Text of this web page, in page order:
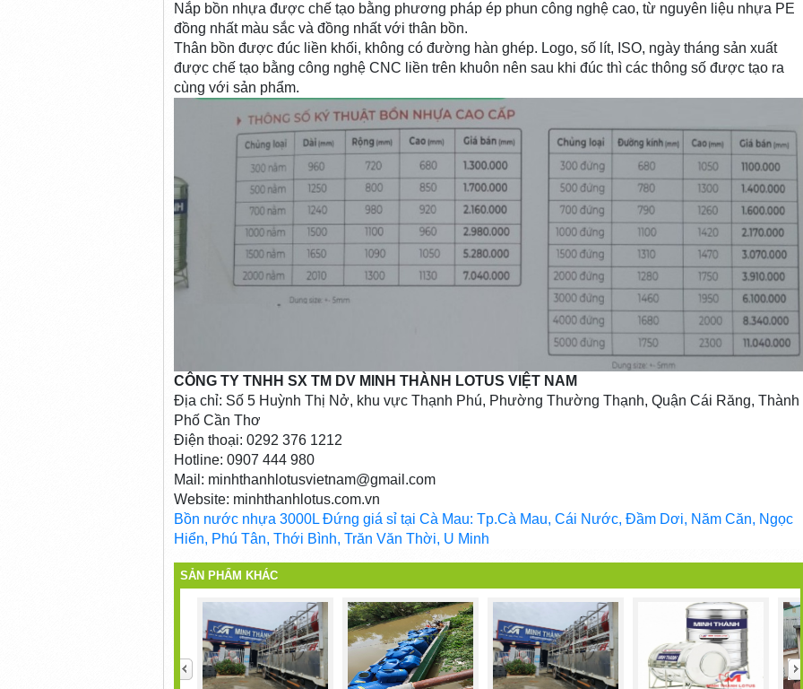
Nắp bồn nhựa được chế tạo bằng phương pháp ép phun công nghệ cao, từ nguyên liệu nhựa PE
đồng nhất màu sắc và đồng nhất với thân bồn.
Thân bồn được đúc liền khối, không có đường hàn ghép. Logo, số lít, ISO, ngày tháng sản xuất
được chế tạo bằng công nghệ CNC liền trên khuôn nên sau khi đúc thì các thông số được tạo ra
cùng với sản phẩm.
CÔNG TY TNHH SX TM DV MINH THÀNH LOTUS VIỆT NAM
Địa chỉ: Số 5 Huỳnh Thị Nở, khu vực Thạnh Phú, Phường Thường Thạnh, Quận Cái Răng, Thành
Phố Cần Thơ
Điện thoại: 0292 376 1212
Hotline: 0907 444 980
Mail: minhthanhlotusvietnam@gmail.com
Website: minhthanhlotus.com.vn
Bồn nước nhựa 3000L Đứng giá sỉ tại Cà Mau: Tp.Cà Mau, Cái Nước, Đầm Dơi, Năm Căn, Ngọc
Hiển, Phú Tân, Thới Bình, Trăn Văn Thời, U Minh
SẢN PHẨM KHÁC